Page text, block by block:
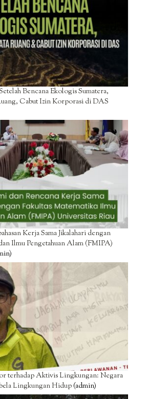
Bencana Ekologis Sumatera,
Cabut Izin Korporasi di DAS
Kerja Sama Jikalahari dengan
Ilmu Pengetahuan Alam (FMIPA)
terhadap Aktivis Lingkungan: Negara
Lingkungan Hidup(admin)